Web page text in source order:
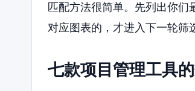
匹配方法很简单。先列出你们
对应图表的，才进入下一轮筛
七款项目管理工具